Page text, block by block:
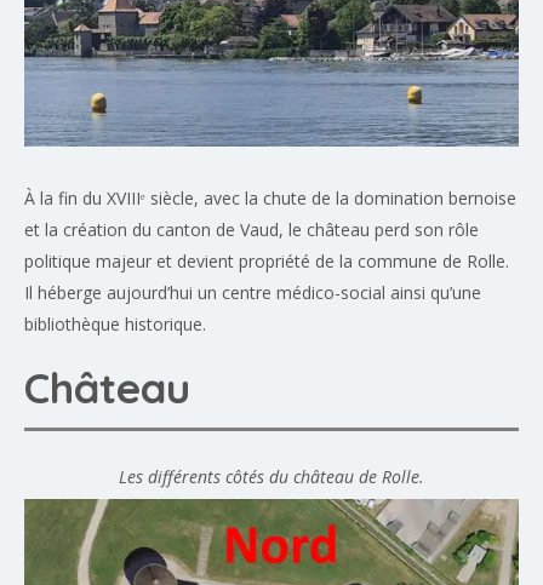
À la fin du XVIIIᵉ siècle, avec la chute de la domination bernoise
et la création du canton de Vaud, le château perd son rôle
politique majeur et devient propriété de la commune de Rolle.
Il héberge aujourd’hui un centre médico-social ainsi qu’une
bibliothèque historique.
Château
Les différents côtés du château de Rolle.